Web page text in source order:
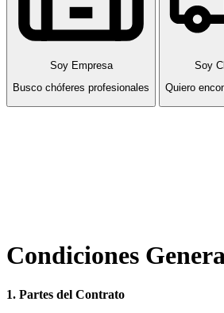
Soy Empresa
Busco chóferes profesionales
Soy
Quiero
Condiciones
1. Partes del Contrato